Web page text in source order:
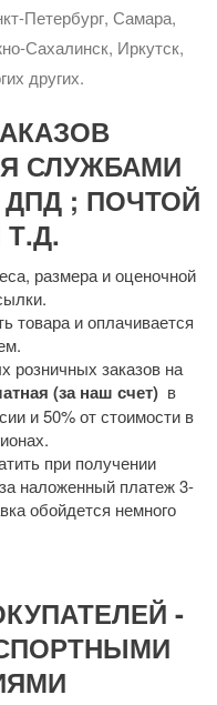
Петербург, Самара,
Сахалинск, Иркутск,
других.
СЛУЖБАМИ
; ПОЧТОЙ
размера и оценочной
товара и оплачивается
розничных заказов на
(за наш счет) в
и 50% от стоимости в
при получении
наложенный платеж 3-
обойдется немного
-